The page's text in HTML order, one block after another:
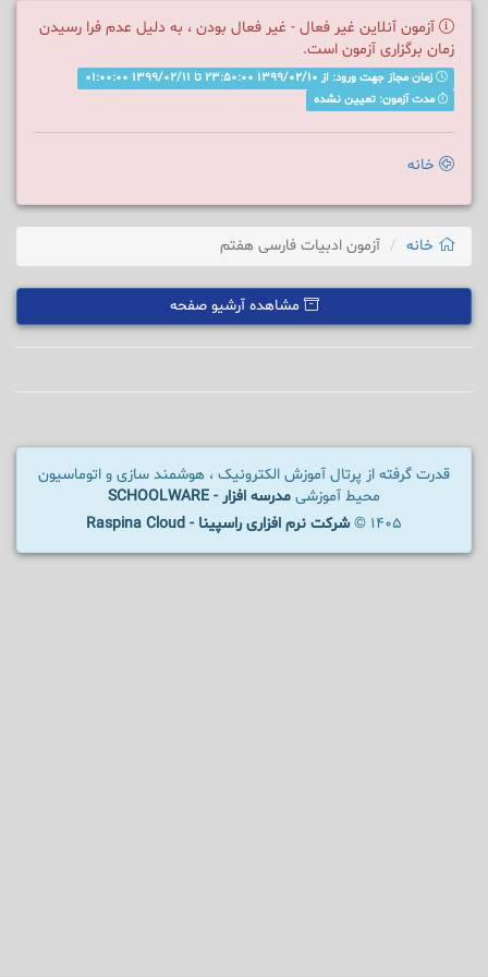
آزمون آنلاین غیر فعال - غیر فعال بودن ، به دلیل عدم فرا رسیدن
زمان برگزاری آزمون است.
زمان مجاز جهت ورود: از 1399/02/10 23:50:00 تا 1399/02/11 01:00:00
مدت آزمون: تعیین نشده
خانه
خانه آزمون ادبیات فارسی هفتم
مشاهده آرشیو صفحه
قدرت گرفته از پرتال آموزش الکترونیک ، هوشمند سازی و اتوماسیون
محیط آموزشی مدرسه افزار - SCHOOLWARE
1405 ©
شرکت نرم افزاری راسپینا - Raspina Cloud